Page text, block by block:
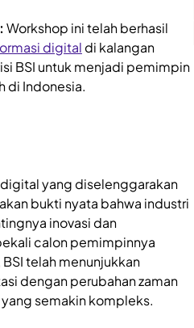
Workshop ini telah berhasil
digital di kalangan
BSI untuk menjadi pemimpin
di Indonesia.
yang diselenggarakan
bukti nyata bahwa industri
inovasi dan
calon pemimpinnya
telah menunjukkan
dengan perubahan zaman
semakin kompleks.